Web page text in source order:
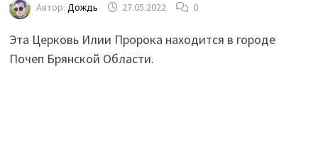
Автор: Дождь 27.05.2022 0
Эта Церковь Илии Пророка находится в городе
Почеп Брянской Области.